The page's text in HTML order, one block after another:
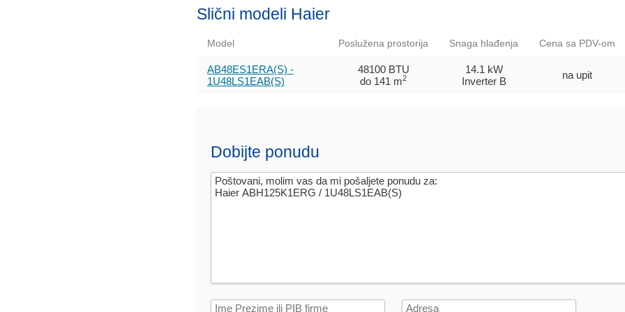
Slični modeli Haier
Model Poslužena prostorija Snaga hlađenja Cena sa PDV-om
AB48ES1ERA(S) -
1U48LS1EAB(S)
48100 BTU
do 141 m2
14.1 kW
Inverter B
na upit
Dobijte ponudu